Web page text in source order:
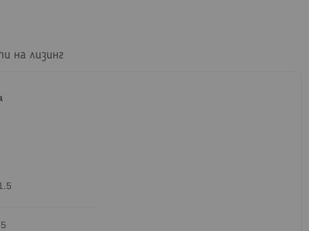
на лизинг